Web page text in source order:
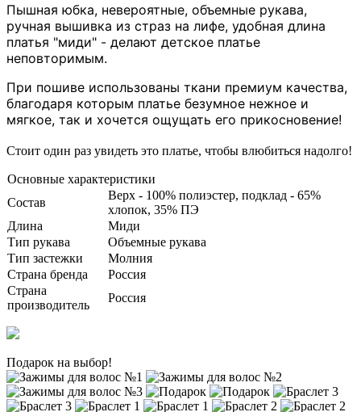
Пышная юбка, невероятные, объемные рукава,
ручная вышивка из страз на лифе, удобная длина
платья "миди" - делают детское платье
неповторимым.
При пошиве использованы ткани премиум качества,
благодаря которым платье безумное нежное и
мягкое, так и хочется ощущать его прикосновение!
Стоит один раз увидеть это платье, чтобы влюбиться надолго!
Основные характеристики
Состав
Верх - 100% полиэстер, подклад - 65%
хлопок, 35% ПЭ
Длина
Миди
Тип рукава
Объемные рукава
Тип застежки
Молния
Страна бренда
Россия
Страна
производитель
Россия
Подарок на выбор!